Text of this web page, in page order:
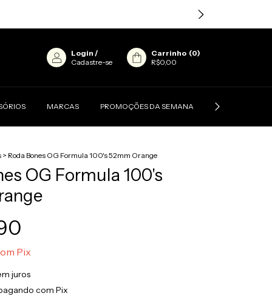
Login /
Cadastre-se
Carrinho (0)
R$0,00
MARCAS PROMOÇÕES DA SEMANA CONTATO
> Roda Bones OG Formula 100's 52mm Orange
OG Formula 100's
Pix
juros
com Pix